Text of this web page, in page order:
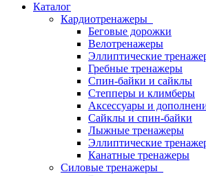
Каталог
Кардиотренажеры
Беговые дорожки
Велотренажеры
Эллиптические
Гребные тренажеры
Спин-байки и сайклы
Степперы и климберы
Аксессуары и
Сайклы и спин-байки
Лыжные тренажеры
Эллиптические
Канатные тренажеры
Силовые тренажеры